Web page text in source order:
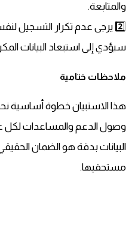
والمتابعة.
2️⃣ يرجى عدم تكرار التسجيل
سيؤدي إلى استبعاد البيانات
ملاحظات ختامية
هذا الاستبيان خطوة أساسية
وصول الدعم والمساعدات لكل
البيانات بدقة هو الضمان
مستحقيها.